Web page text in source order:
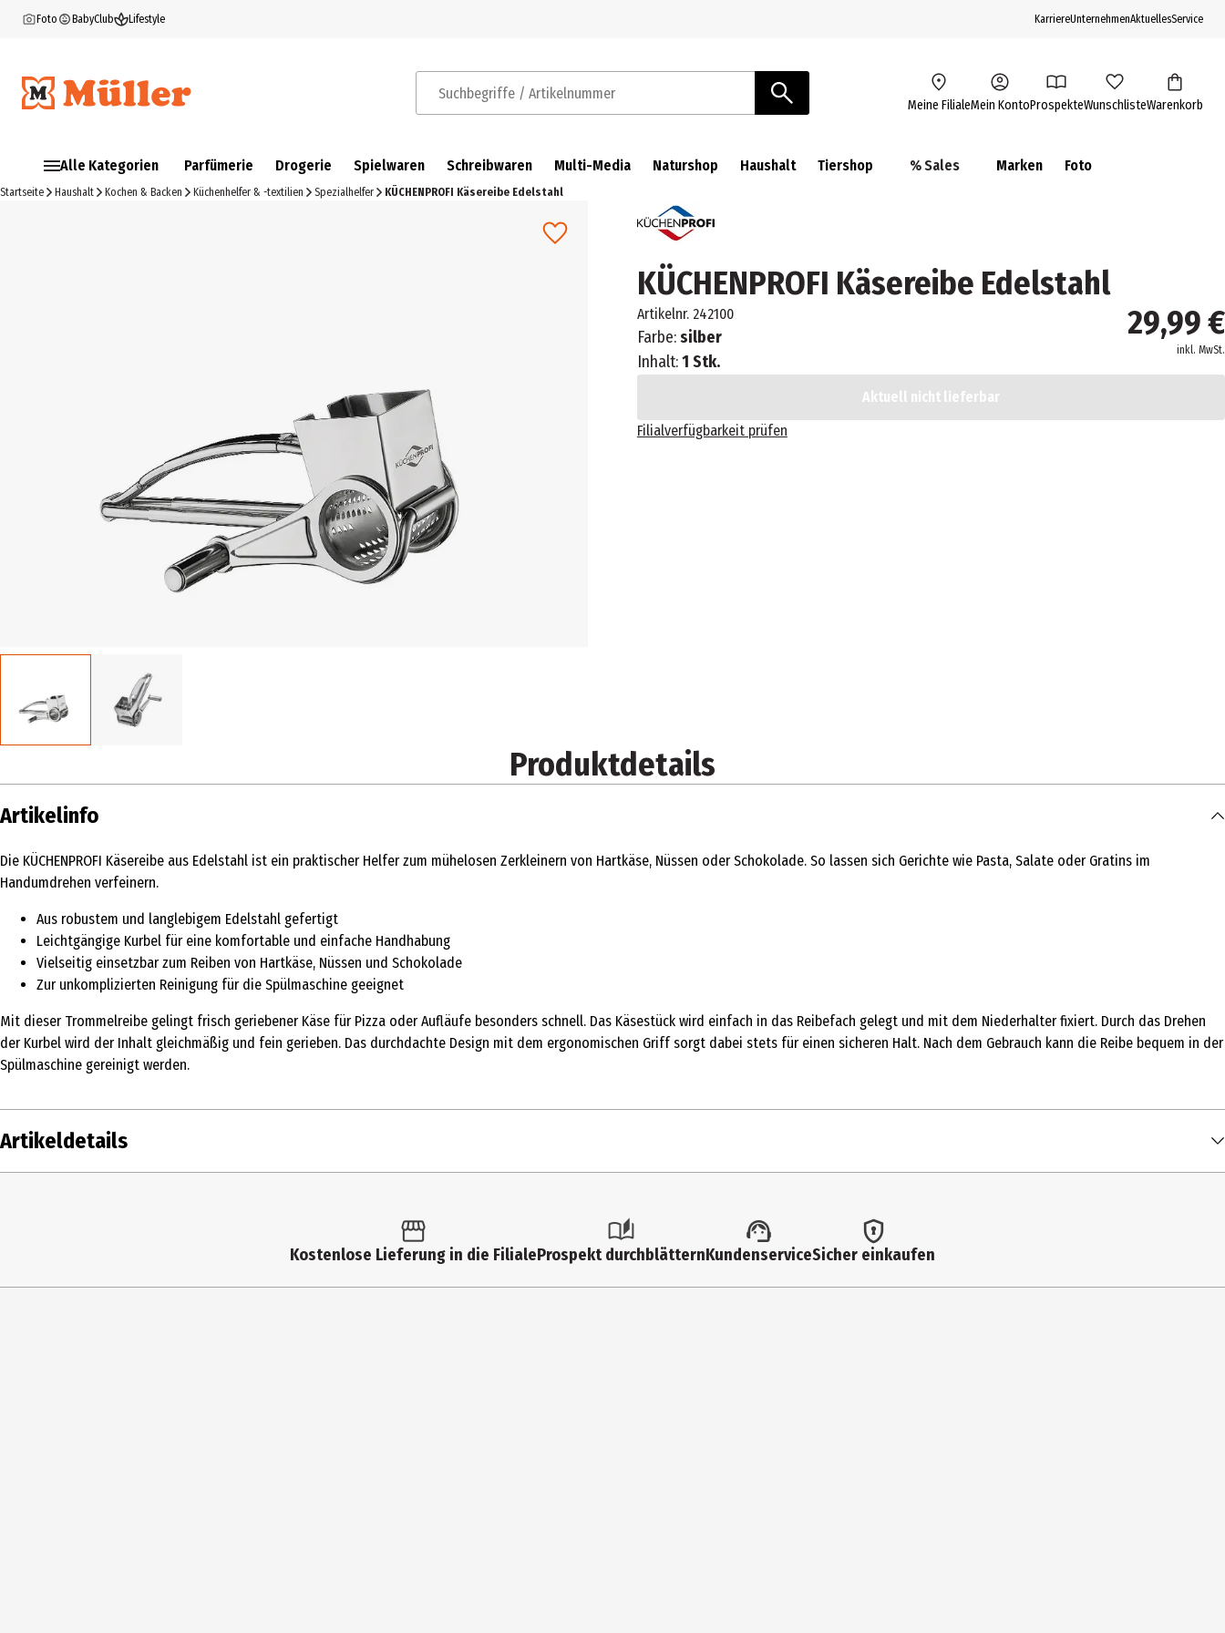
Foto BabyClub Lifestyle KarriereUnternehmenAktuellesService
Suchbegriffe / Artikelnummer Meine FilialeMein KontoProspekteWunschlisteWarenkorb
Alle Kategorien Parfümerie Drogerie Spielwaren Schreibwaren Multi-Media Naturshop Haushalt Tiershop % Sales Marken Foto
Startseite Haushalt Kochen & Backen Küchenhelfer & -textilien Spezialhelfer KÜCHENPROFI Käsereibe Edelstahl
KÜCHENPROFI Käsereibe Edelstahl
Artikelnr. 242100
Farbe:silber
Inhalt:1 Stk.
29,99 €
inkl. MwSt.
Aktuell nicht lieferbar
Filialverfügbarkeit prüfen
Produktdetails
Artikelinfo
Die KÜCHENPROFI Käsereibe aus Edelstahl ist ein praktischer Helfer zum mühelosen Zerkleinern von Hartkäse, Nüssen oder Schokolade. So lassen sich Gerichte wie Pasta, Salate oder Gratins im
Handumdrehen verfeinern.
Aus robustem und langlebigem Edelstahl gefertigt
Leichtgängige Kurbel für eine komfortable und einfache Handhabung
Vielseitig einsetzbar zum Reiben von Hartkäse, Nüssen und Schokolade
Zur unkomplizierten Reinigung für die Spülmaschine geeignet
Mit dieser Trommelreibe gelingt frisch geriebener Käse für Pizza oder Aufläufe besonders schnell. Das Käsestück wird einfach in das Reibefach gelegt und mit dem Niederhalter fixiert. Durch das Drehen
der Kurbel wird der Inhalt gleichmäßig und fein gerieben. Das durchdachte Design mit dem ergonomischen Griff sorgt dabei stets für einen sicheren Halt. Nach dem Gebrauch kann die Reibe bequem in der
Spülmaschine gereinigt werden.
Artikeldetails
Spezialhelfer (Sammelkategorie)
8.5 cm
Kostenlose Lieferung in die FilialeProspekt durchblätternKundenserviceSicher einkaufen